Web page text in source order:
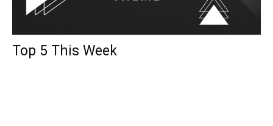
Top 5 This Week